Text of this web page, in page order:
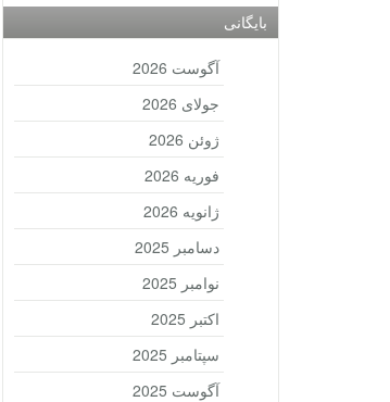
بایگانی
آگوست 2026
جولای 2026
ژوئن 2026
فوریه 2026
ژانویه 2026
دسامبر 2025
نوامبر 2025
اکتبر 2025
سپتامبر 2025
آگوست 2025